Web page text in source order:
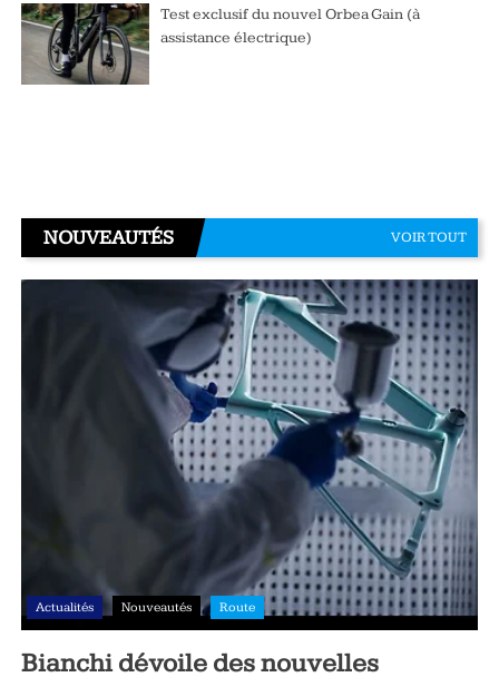
Test exclusif du nouvel Orbea Gain (à
assistance électrique)
NOUVEAUTÉS VOIR TOUT
Actualités Nouveautés Route
Bianchi dévoile des nouvelles